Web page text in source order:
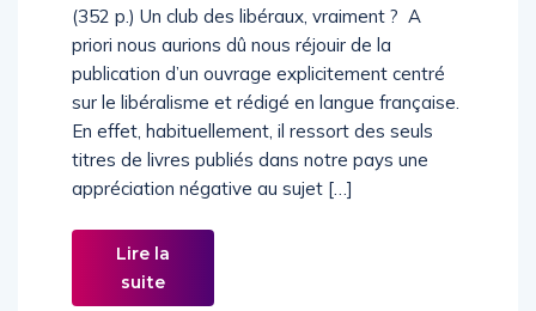
(352 p.) Un club des libéraux, vraiment ? A
priori nous aurions dû nous réjouir de la
publication d’un ouvrage explicitement centré
sur le libéralisme et rédigé en langue française.
En effet, habituellement, il ressort des seuls
titres de livres publiés dans notre pays une
appréciation négative au sujet […]
Lire la
suite